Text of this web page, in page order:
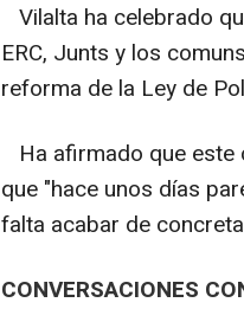
Vilalta ha celebrado
ERC, Junts y los
reforma de la Ley de
Ha afirmado que este
que "hace unos días
falta acabar de
CONVERSACIONES